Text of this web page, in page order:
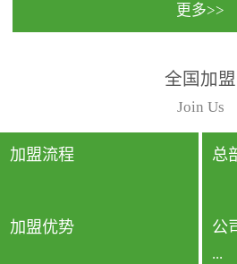
动，人类长时间停留的室
内空间都有整体消毒的需
要。因为空间内人流携带
的、空气...
行国
法
测
检
更多>>
全国加盟
Join Us
加盟流程 总
加盟优势 公
...